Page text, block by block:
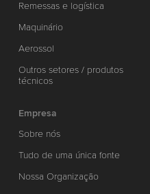
Remessas e logística
Maquinário
Aerossol
Outros setores / produtos
técnicos
Empresa
Sobre nós
Tudo de uma única fonte
Nossa Organização